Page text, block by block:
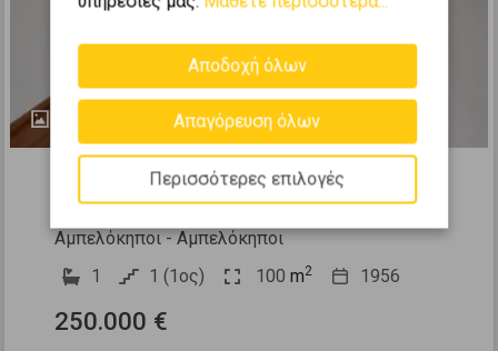
530876
Γραφείο 100τ.μ. προς πώληση
Αμπελόκηποι - Αμπελόκηποι
1
1 (1ος) 100 m2 1956
250.000 €
Αποδοχή όλων
Απαγόρευση όλων
Περισσότερες επιλογές